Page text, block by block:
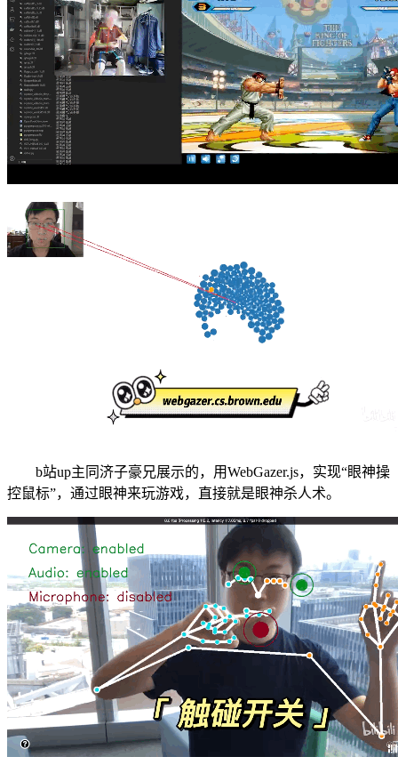
b站up主同济子豪兄展示的，用WebGazer.js，实现“眼神操
控鼠标”，通过眼神来玩游戏，直接就是眼神杀人术。